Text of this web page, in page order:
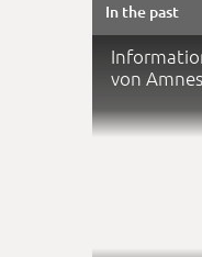
In the past
von